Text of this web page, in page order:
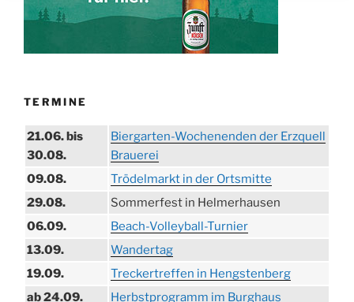
TERMINE
21.06. bis
30.08.
Biergarten-Wochenenden der Erzquell
Brauerei
09.08.
Trödelmarkt in der Ortsmitte
29.08.
Sommerfest in Helmerhausen
06.09.
Beach-Volleyball-Turnier
13.09.
Wandertag
19.09.
Treckertreffen in Hengstenberg
ab 24.09.
Herbstprogramm im Burghaus